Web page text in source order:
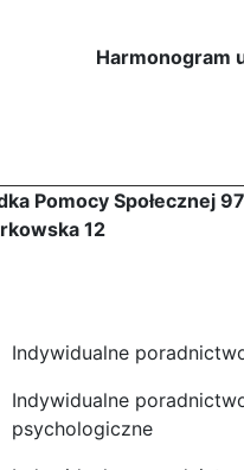
Harmonogram
Pomocy Społecznej
12
Indywidualne
Indywidualne
psychologiczne